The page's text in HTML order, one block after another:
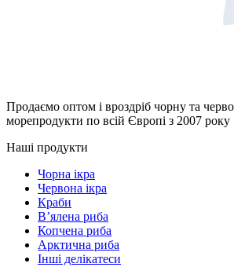
Продаємо оптом і вроздріб чорну та
морепродукти по всій Європі з 2007 року
Наші продукти
Чорна ікра
Червона ікра
Краби
В’ялена риба
Копчена риба
Арктична риба
Інші делікатеси